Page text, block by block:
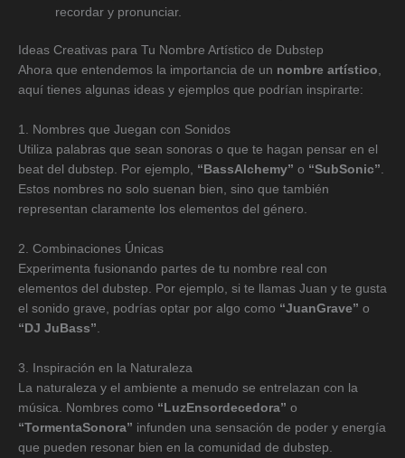
recordar y pronunciar.
Ideas Creativas para Tu Nombre Artístico de Dubstep
Ahora que entendemos la importancia de un nombre artístico,
aquí tienes algunas ideas y ejemplos que podrían inspirarte:
1. Nombres que Juegan con Sonidos
Utiliza palabras que sean sonoras o que te hagan pensar en el
beat del dubstep. Por ejemplo, “BassAlchemy” o “SubSonic”.
Estos nombres no solo suenan bien, sino que también
representan claramente los elementos del género.
2. Combinaciones Únicas
Experimenta fusionando partes de tu nombre real con
elementos del dubstep. Por ejemplo, si te llamas Juan y te gusta
el sonido grave, podrías optar por algo como “JuanGrave” o
“DJ JuBass”.
3. Inspiración en la Naturaleza
La naturaleza y el ambiente a menudo se entrelazan con la
música. Nombres como “LuzEnsordecedora” o
“TormentaSonora” infunden una sensación de poder y energía
que pueden resonar bien en la comunidad de dubstep.